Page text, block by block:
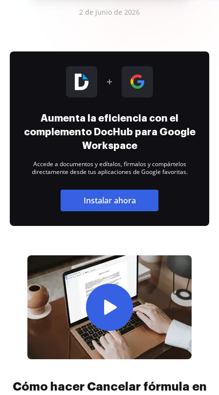
2 de junio de 2026
Aumenta la eficiencia con el
complemento DocHub para Google
Workspace
Accede a documentos y edítalos, fírmalos y compártelos
directamente desde tus aplicaciones de Google favoritas.
Instalar ahora
Cómo hacer Cancelar fórmula en